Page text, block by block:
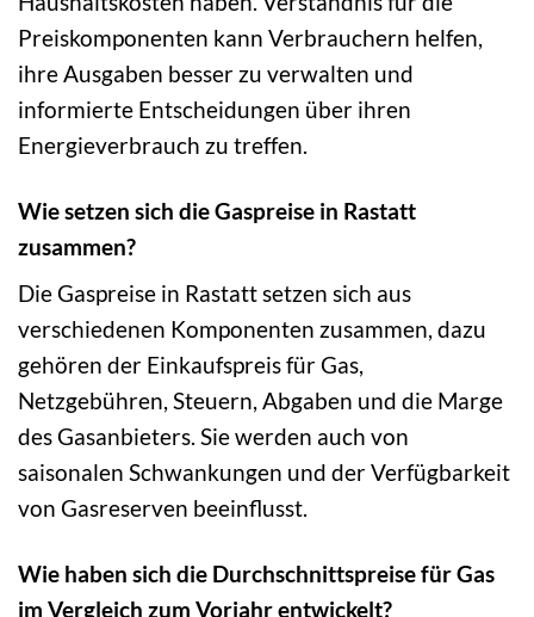
Preiskomponenten kann Verbrauchern helfen,
ihre Ausgaben besser zu verwalten und
informierte Entscheidungen über ihren
Energieverbrauch zu treffen.
Wie setzen sich die Gaspreise in Rastatt
zusammen?
Die Gaspreise in Rastatt setzen sich aus
verschiedenen Komponenten zusammen, dazu
gehören der Einkaufspreis für Gas,
Netzgebühren, Steuern, Abgaben und die Marge
des Gasanbieters. Sie werden auch von
saisonalen Schwankungen und der Verfügbarkeit
von Gasreserven beeinflusst.
Wie haben sich die Durchschnittspreise für Gas
im Vergleich zum Vorjahr entwickelt?